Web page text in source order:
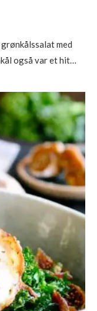
med
også var et hit…